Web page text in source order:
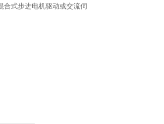
合式步进电机驱动或交流伺